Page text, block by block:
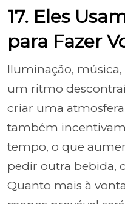
17. Eles
para Fazer
Iluminação, música,
um ritmo
criar uma atmosfera
também
tempo, o que
pedir outra bebida,
Quanto mais à